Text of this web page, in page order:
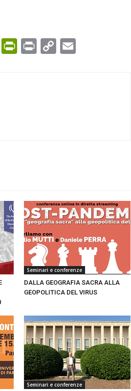
SkypePrintFriendly
PrintCopy
Seminari e conferenze
DALLA GEOGRAFIA SACRA ALLA
GEOPOLITICA DEL VIRUS
Seminari e conferenze